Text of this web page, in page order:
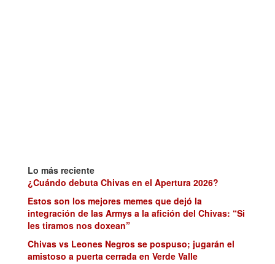
Lo más reciente
¿Cuándo debuta Chivas en el Apertura 2026?
Estos son los mejores memes que dejó la
integración de las Armys a la afición del Chivas: “Si
les tiramos nos doxean”
Chivas vs Leones Negros se pospuso; jugarán el
amistoso a puerta cerrada en Verde Valle